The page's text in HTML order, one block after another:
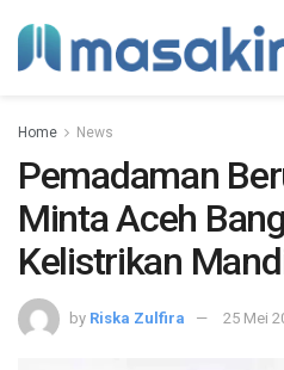
Home News
Pemadaman
Minta Aceh
Kelistrikan
by Riska Zulfira 25 Mei